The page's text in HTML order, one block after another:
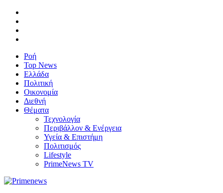
Ροή
Top News
Ελλάδα
Πολιτική
Οικονομία
Διεθνή
Θέματα
Τεχνολογία
Περιβάλλον & Ενέργεια
Υγεία & Επιστήμη
Πολιτισμός
Lifestyle
PrimeNews TV